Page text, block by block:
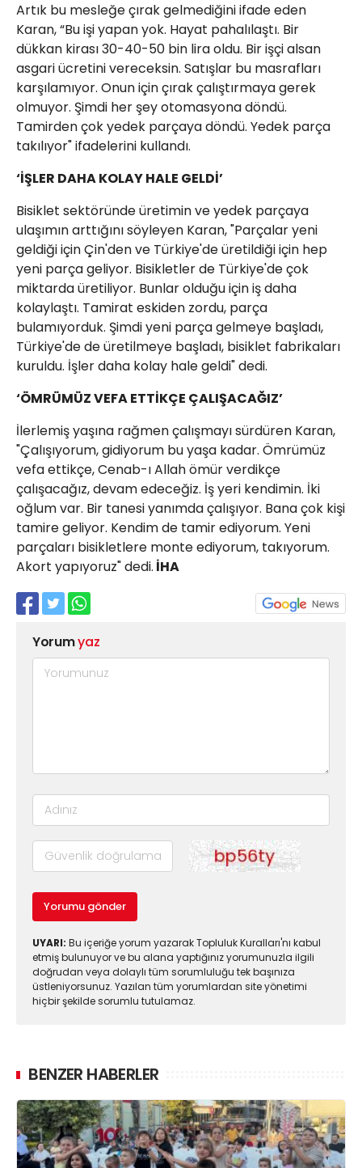
Artık bu mesleğe çırak gelmediğini ifade eden
Karan, “Bu işi yapan yok. Hayat pahalılaştı. Bir
dükkan kirası 30-40-50 bin lira oldu. Bir işçi alsan
asgari ücretini vereceksin. Satışlar bu masrafları
karşılamıyor. Onun için çırak çalıştırmaya gerek
olmuyor. Şimdi her şey otomasyona döndü.
Tamirden çok yedek parçaya döndü. Yedek parça
takılıyor" ifadelerini kullandı.
‘İŞLER DAHA KOLAY HALE GELDİ’
Bisiklet sektöründe üretimin ve yedek parçaya
ulaşımın arttığını söyleyen Karan, "Parçalar yeni
geldiği için Çin'den ve Türkiye'de üretildiği için hep
yeni parça geliyor. Bisikletler de Türkiye'de çok
miktarda üretiliyor. Bunlar olduğu için iş daha
kolaylaştı. Tamirat eskiden zordu, parça
bulamıyorduk. Şimdi yeni parça gelmeye başladı,
Türkiye'de de üretilmeye başladı, bisiklet fabrikaları
kuruldu. İşler daha kolay hale geldi" dedi.
‘ÖMRÜMÜZ VEFA ETTİKÇE ÇALIŞACAĞIZ’
İlerlemiş yaşına rağmen çalışmayı sürdüren Karan,
"Çalışıyorum, gidiyorum bu yaşa kadar. Ömrümüz
vefa ettikçe, Cenab-ı Allah ömür verdikçe
çalışacağız, devam edeceğiz. İş yeri kendimin. İki
oğlum var. Bir tanesi yanımda çalışıyor. Bana çok kişi
tamire geliyor. Kendim de tamir ediyorum. Yeni
parçaları bisikletlere monte ediyorum, takıyorum.
Akort yapıyoruz" dedi. İHA
Yorumyaz
Yorumu gönder
UYARI: Bu içeriğe yorum yazarak Topluluk Kuralları'nı kabul
etmiş bulunuyor ve bu alana yaptığınız yorumunuzla ilgili
doğrudan veya dolaylı tüm sorumluluğu tek başınıza
üstleniyorsunuz. Yazılan tüm yorumlardan site yönetimi
hiçbir şekilde sorumlu tutulamaz.
BENZER HABERLER